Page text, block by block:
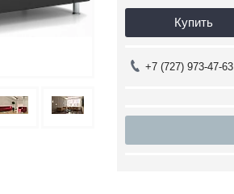
Купить
+7 (727) 973-47-63